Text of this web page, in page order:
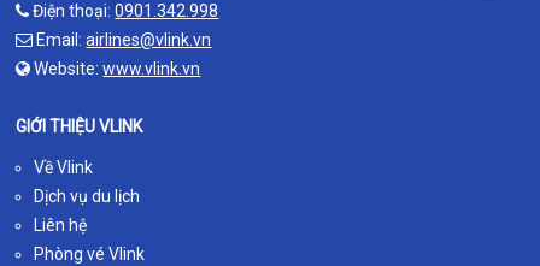
Điện thoại:0901.342.998
Email:airlines@vlink.vn
Website:www.vlink.vn
GIỚI THIỆU VLINK
Về Vlink
Dịch vụ du lịch
Liên hệ
Phòng vé Vlink